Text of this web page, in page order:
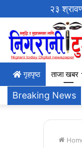
२३
गृहपृष्‍ठ ताजा खबर
Breaking News